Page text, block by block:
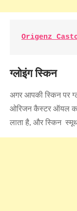
Origenz
ग्लोइंग स्किन
अगर आपकी स्किन पर
ओरिजन कैस्टर ऑयल
लाता है, और स्किन